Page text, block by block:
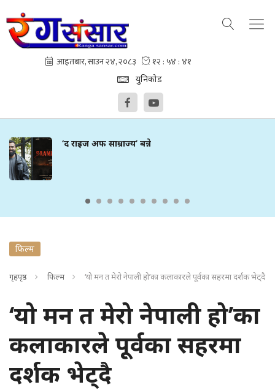
युनिकोड
‘द राइज अफ साम्राज्य’ बन्ने
फिल्म
गृहपृष्ठ फिल्म ‘यो मन त मेरो नेपाली हो’का कलाकारले पूर्वका सहरमा दर्शक भेट्दै
‘यो मन त मेरो नेपाली हो’का
कलाकारले पूर्वका सहरमा
दर्शक भेट्दै